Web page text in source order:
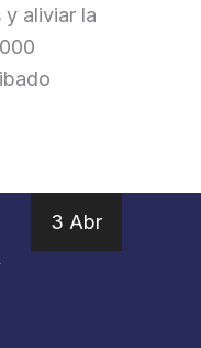
aliviar la
3 Abr